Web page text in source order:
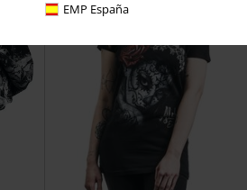
EMP España